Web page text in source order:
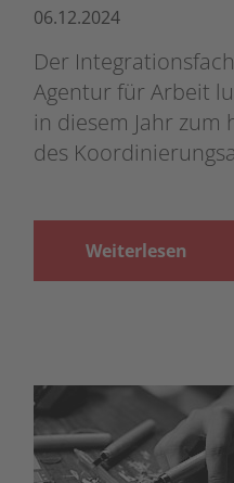
06.12.2024
Der
Agentur für Arbeit
in diesem Jahr zum
des
Weiterlesen